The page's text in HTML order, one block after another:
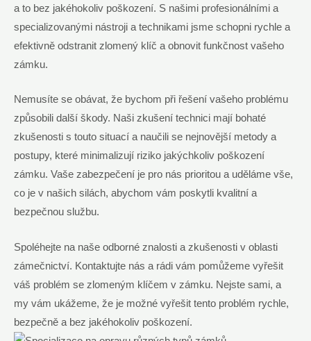
a to bez jakéhokoliv poškození. S našimi profesionálními a
specializovanými nástroji a technikami jsme schopni rychle a
efektivně odstranit zlomený klíč a obnovit funkčnost vašeho
zámku.
Nemusíte se obávat, že bychom při řešení vašeho problému
způsobili další škody. Naši zkušení technici mají bohaté
zkušenosti s touto situací a naučili se nejnovější metody a
postupy, které minimalizují riziko jakýchkoliv poškození
zámku. Vaše zabezpečení je pro nás prioritou a uděláme vše,
co je v našich silách, abychom vám poskytli kvalitní a
bezpečnou službu.
Spoléhejte na naše odborné znalosti a zkušenosti v oblasti
zámečnictví. Kontaktujte nás a rádi vám pomůžeme vyřešit
váš problém se zlomeným klíčem v zámku. Nejste sami, a
my vám ukážeme, že je možné vyřešit tento problém rychle,
bezpečně a bez jakéhokoliv poškození.